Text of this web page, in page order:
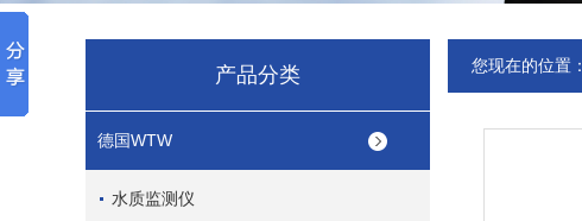
产品分类
德国WTW
水质监测仪
您现在的位置：